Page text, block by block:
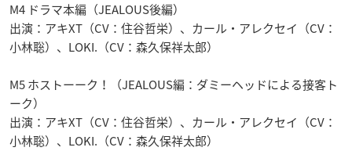
M4 ドラマ本編（JEALOUS後編）
出演：アキXT（CV：住谷哲栄）、カール・アレクセイ（CV：
小林聡）、LOKI.（CV：森久保祥太郎）
M5 ホストーーク！（JEALOUS編：ダミーヘッドによる接客ト
ーク）
出演：アキXT（CV：住谷哲栄）、カール・アレクセイ（CV：
小林聡）、LOKI.（CV：森久保祥太郎）